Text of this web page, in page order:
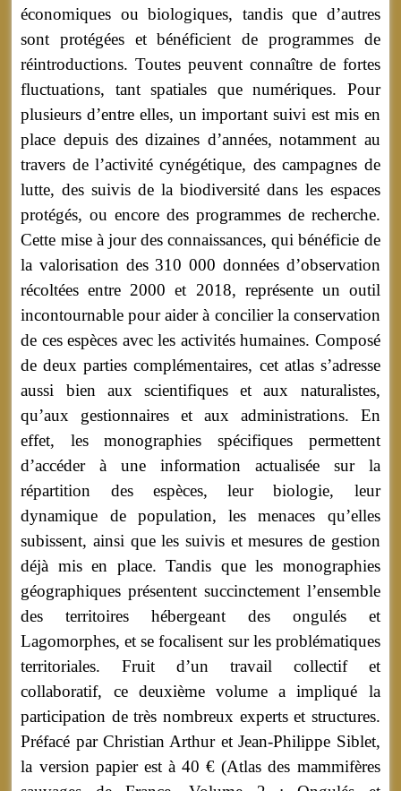
économiques ou biologiques, tandis que d’autres
sont protégées et bénéficient de programmes de
réintroductions. Toutes peuvent connaître de fortes
fluctuations, tant spatiales que numériques. Pour
plusieurs d’entre elles, un important suivi est mis en
place depuis des dizaines d’années, notamment au
travers de l’activité cynégétique, des campagnes de
lutte, des suivis de la biodiversité dans les espaces
protégés, ou encore des programmes de recherche.
Cette mise à jour des connaissances, qui bénéficie de
la valorisation des 310 000 données d’observation
récoltées entre 2000 et 2018, représente un outil
incontournable pour aider à concilier la conservation
de ces espèces avec les activités humaines. Composé
de deux parties complémentaires, cet atlas s’adresse
aussi bien aux scientifiques et aux naturalistes,
qu’aux gestionnaires et aux administrations. En
effet, les monographies spécifiques permettent
d’accéder à une information actualisée sur la
répartition des espèces, leur biologie, leur
dynamique de population, les menaces qu’elles
subissent, ainsi que les suivis et mesures de gestion
déjà mis en place. Tandis que les monographies
géographiques présentent succinctement l’ensemble
des territoires hébergeant des ongulés et
Lagomorphes, et se focalisent sur les problématiques
territoriales. Fruit d’un travail collectif et
collaboratif, ce deuxième volume a impliqué la
participation de très nombreux experts et structures.
Préfacé par Christian Arthur et Jean-Philippe Siblet,
la version papier est à 40 € (Atlas des mammifères